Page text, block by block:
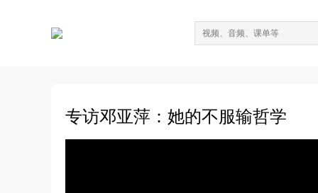
专访邓亚萍：她的不服输哲学